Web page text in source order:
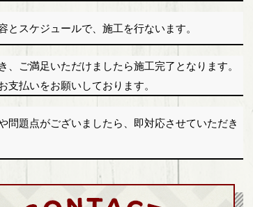
とスケジュールで、施工を行ないます。
、ご満足いただけましたら施工完了となります。
払いをお願いしております。
問題点がございましたら、即対応させていただき